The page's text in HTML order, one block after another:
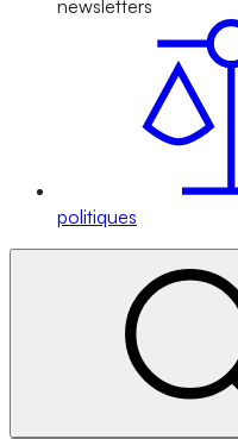
newsletters
politiques